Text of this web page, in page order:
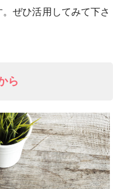
ぜひ活用してみて下さ
ら